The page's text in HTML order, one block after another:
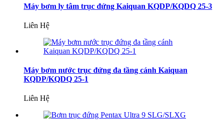
Máy bơm ly tâm trục đứng Kaiquan KQDP/KQDQ 25-3
Liên Hệ
Máy bơm nước trục đứng đa tầng cánh Kaiquan
KQDP/KQDQ 25-1
Liên Hệ